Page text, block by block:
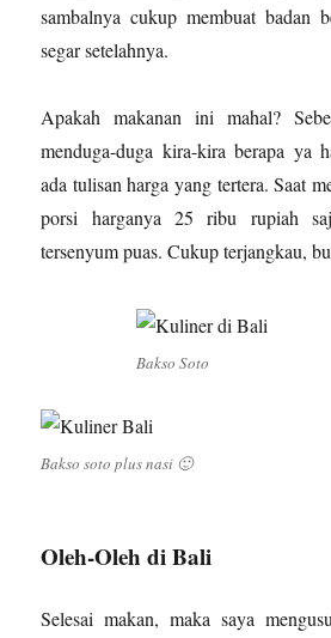
sambalnya cukup membuat badan
segar setelahnya.
Apakah makanan ini mahal?
menduga-duga kira-kira berapa ya
ada tulisan harga yang tertera. Saat
porsi harganya 25 ribu rupiah
tersenyum puas. Cukup terjangkau,
Bakso Soto
Bakso soto plus nasi 🙂
Oleh-Oleh di Bali
Selesai makan, maka saya